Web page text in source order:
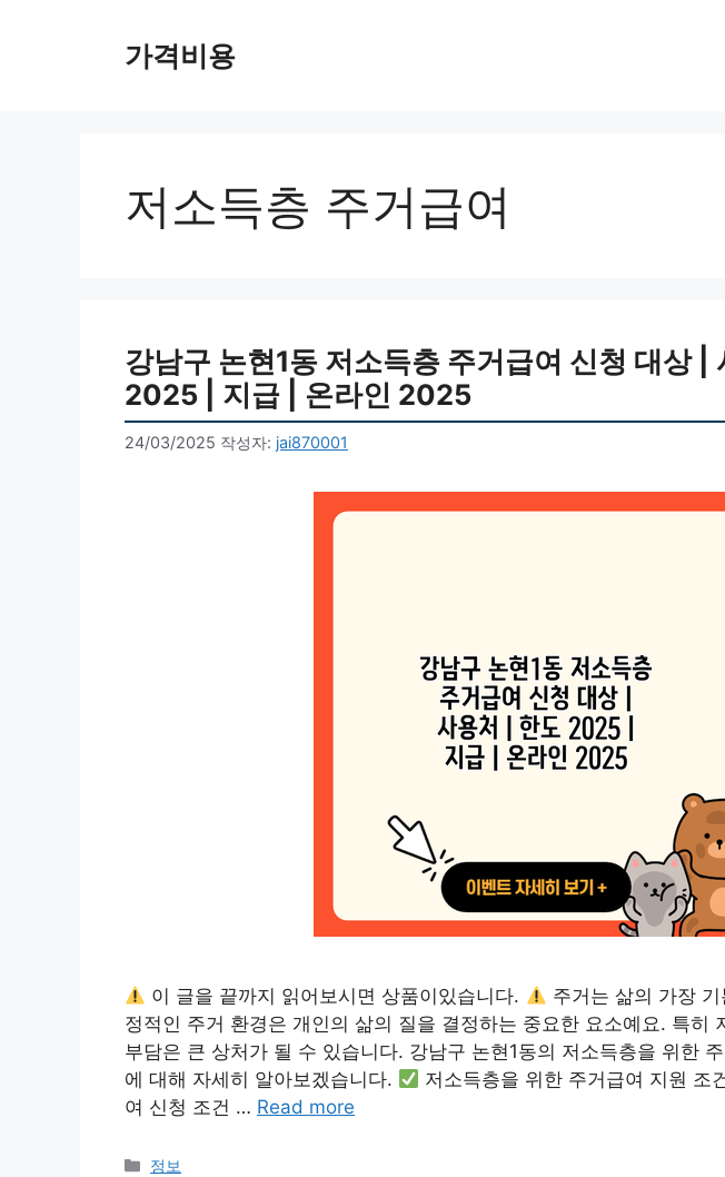
가격비용
저소득층 주거급여
강남구 논현1동 저소득층 주거급여 신청 대상 |
2025 | 지급 | 온라인 2025
24/03/2025 작성자: jai870001
이 글을 끝까지 읽어보시면 상품이있습니다.
주거는 삶의 가장
정적인 주거 환경은 개인의 삶의 질을 결정하는 중요한 요소예요. 특히
부담은 큰 상처가 될 수 있습니다. 강남구 논현1동의 저소득층을 위한
에 대해 자세히 알아보겠습니다.
저소득층을 위한 주거급여 지원 조
여 신청 조건 … Read more
카
정보